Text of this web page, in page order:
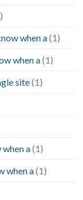
when a(1)
when a(1)
site(1)
a(1)
when a(1)